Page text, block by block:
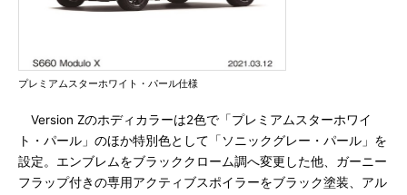
プレミアムスターホワイト・パール仕様
Version Zのホディカラーは2色で「プレミアムスターホワイ
ト・パール」のほか特別色として「ソニックグレー・パール」を
設定。エンブレムをブラッククローム調へ変更した他、ガーニー
フラップ付きの専用アクティブスポイラーをブラック塗装、アル